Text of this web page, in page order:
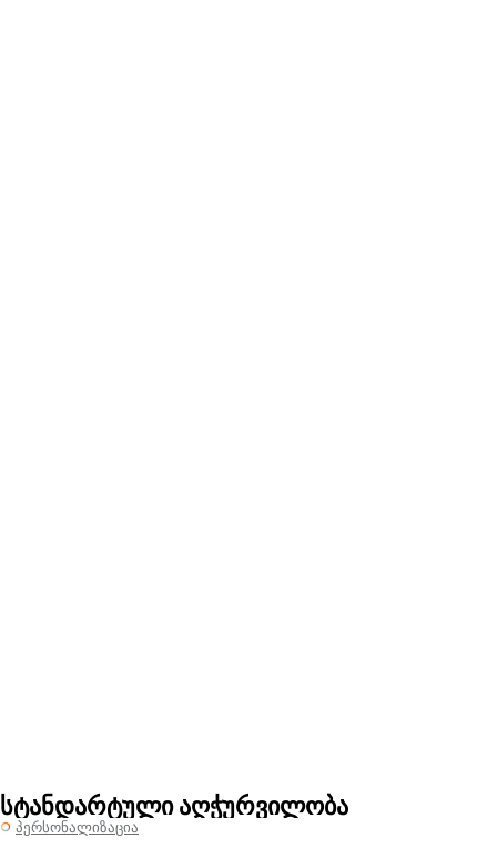
სტანდარტული აღჭურვილობა
პერსონალიზაცია